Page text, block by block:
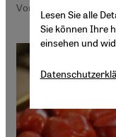
Von Daniella Cheslow
Lesen Sie alle
Sie können Ihre
einsehen und